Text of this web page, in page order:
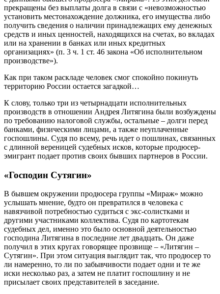
прекращены без выплаты долга в связи с «невозможностью
установить местонахождение должника, его имущества либо
получить сведения о наличии принадлежащих ему денежных
средств и иных ценностей, находящихся на счетах, во вкладах
или на хранении в банках или иных кредитных
организациях» (п. 3 ч. 1 ст. 46 закона «Об исполнительном
производстве»).
Как при таком раскладе человек смог спокойно покинуть
территорию России остается загадкой…
К слову, только три из четырнадцати исполнительных
производств в отношении Андрея Литягина были возбуждены
по требованию налоговой службы, остальные – долги перед
банками, физическими лицами, а также неуплаченные
госпошлины. Судя по всему, речь идет о пошлинах, связанных
с длинной вереницей судебных исков, которые продюсер-
эмигрант подает против своих бывших партнеров в России.
«Господин Сутягин»
В бывшем окружении продюсера группы «Мираж» можно
услышать мнение, будто он превратился в человека с
навязчивой потребностью судиться с экс-солистками и
другими участниками коллектива. Судя по картотекам
судебных дел, именно это было основной деятельностью
господина Литягина в последние лет двадцать. Он даже
получил в этих кругах говорящее прозвище – «Литягин –
Сутягин». При этом ситуация выглядит так, что продюсер то
ли намеренно, то ли по забывчивости подает одни и те же
иски несколько раз, а затем не платит госпошлину и не
присылает своих представителей в заседание.